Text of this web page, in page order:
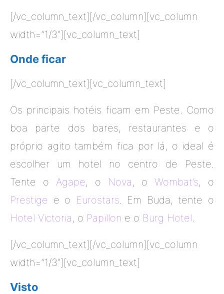
[/vc_column_text][/vc_column][vc_column
width=”1/3″][vc_column_text]
Onde ficar
[/vc_column_text][vc_column_text]
Os principais hotéis ficam em Peste. Como
boa parte dos bares, restaurantes e o
próprio agito também fica por lá, o ideal é
escolher um hotel no centro de Peste.
Tente o Agape, o Nova, o Wombat’s, o
Prestige e o Eurostars . Em Buda, tente o
Hotel Victoria, o Papillon e o Burg Hotel
[/vc_column_text][/vc_column][vc_column
width=”1/3″][vc_column_text]
Visto